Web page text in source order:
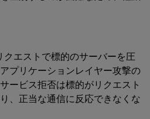
クエストで標的のサーバーを圧
プリケーションレイヤー攻撃の
ービス拒否は標的がリクエスト
、正当な通信に反応できなくな